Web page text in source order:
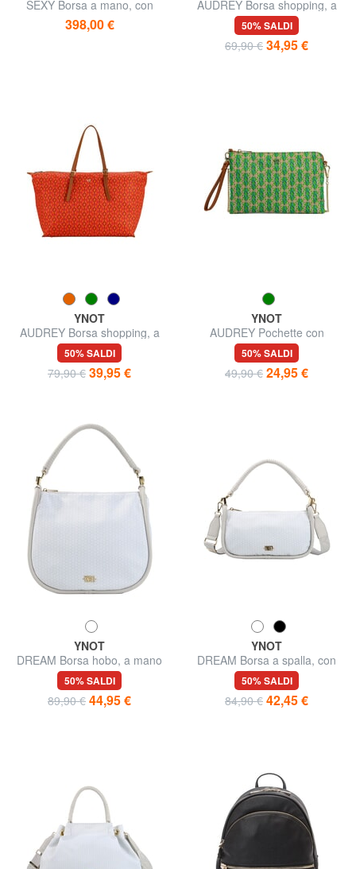
SEXY Borsa a mano, con
tracolla
398,00 €
AUDREY Borsa shopping, a
spalla
50% SALDI
69,90 € 34,95 €
YNOT
AUDREY Borsa shopping, a
spalla
50% SALDI
79,90 € 39,95 €
YNOT
AUDREY Pochette con
polsierina e tracolla
50% SALDI
49,90 € 24,95 €
YNOT
DREAM Borsa hobo, a mano
50% SALDI
89,90 € 44,95 €
YNOT
DREAM Borsa a spalla, con
tracolla
50% SALDI
84,90 € 42,45 €